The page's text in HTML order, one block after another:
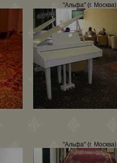
"Альфа" (г. Москва)
"Альфа" (г. Москва)